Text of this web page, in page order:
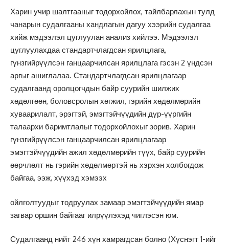
Харин учир шалтгааныг тодорхойлох, тайлбарлахын тулд
чанарын судалгааны хандлагын дагуу хээрийн судалгаа
хийж мэдээлэл цуглуулан анализ хийлээ. Мэдээлэл
цуглуулахдаа стандартчлагдсан ярилцлага,
гүнзгийрүүлсэн ганцаарчилсан ярилцлага гэсэн 2 үндсэн
аргыг ашиглалаа. Стандартчлагдсан ярилцлагаар
судалгаанд оролцогчдын байр суурийн шилжих
хөдөлгөөн, боловсролын хөгжил, гэрийн хөдөлмөрийн
хуваарилалт, эрэгтэй, эмэгтэйчүүдийн дүр-үүргийн
талаархи баримтлалыг тодорхойлохыг зорив. Харин
гүнзгийрүүлсэн ганцаарчилсан ярилцлагаар
эмэгтэйчүүдийн ажил хөдөлмөрийн түүх, байр суурийн
өөрчлөлт нь гэрийн хөдөлмөртэй нь хэрхэн холбогдож
байгаа, ээж, хүүхэд хэмээх
ойлголтуудыг тодруулах замаар эмэгтэйчүүдийн ямар
загвар оршин байгааг илрүүлэхэд чиглэсэн юм.
Судалгаанд нийт 246 хүн хамрагдсан болно (Хүснэгт 1-ийг